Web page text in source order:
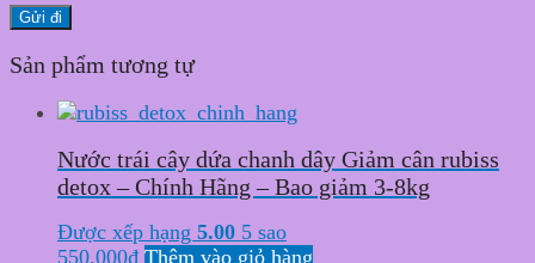
Sản phẩm tương tự
Nước trái cây dứa chanh dây Giảm cân rubiss
detox – Chính Hãng – Bao giảm 3-8kg
Được xếp hạng 5.00 5 sao
550.000₫ Thêm vào giỏ hàng